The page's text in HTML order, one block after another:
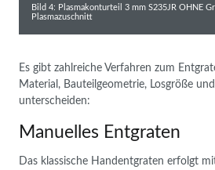
Bild 4: Plasmakonturteil 3 mm S235JR OHNE
Plasmazuschnitt
Es gibt zahlreiche Verfahren zum
Material, Bauteilgeometrie, Losgröße
unterscheiden:
Manuelles Entgraten
Das klassische Handentgraten erfolgt